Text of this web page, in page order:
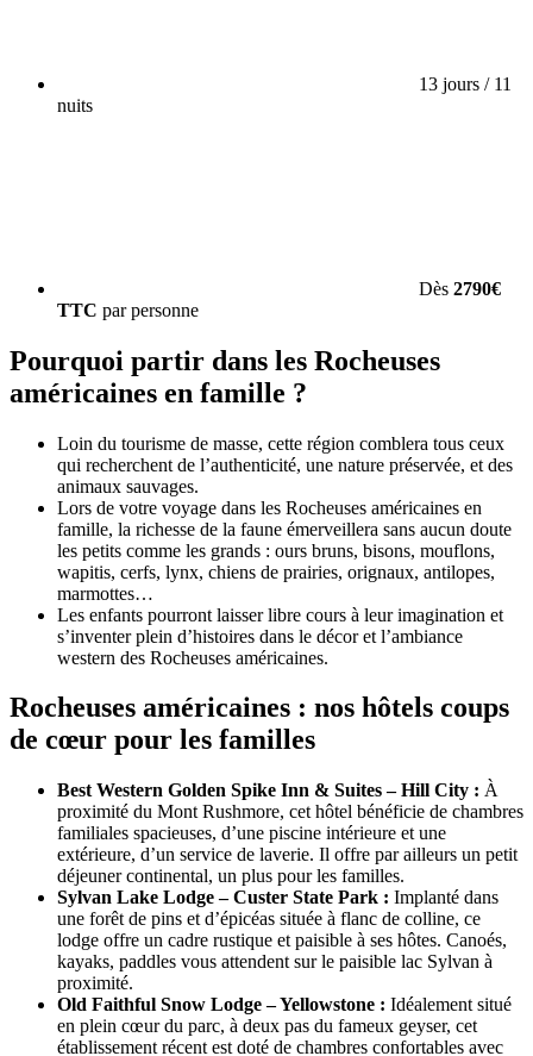
13 jours / 11
nuits
Dès 2790€
TTC par personne
Pourquoi partir dans les Rocheuses
américaines en famille ?
Loin du tourisme de masse, cette région comblera tous ceux
qui recherchent de l’authenticité, une nature préservée, et des
animaux sauvages.
Lors de votre voyage dans les Rocheuses américaines en
famille, la richesse de la faune émerveillera sans aucun doute
les petits comme les grands : ours bruns, bisons, mouflons,
wapitis, cerfs, lynx, chiens de prairies, orignaux, antilopes,
marmottes…
Les enfants pourront laisser libre cours à leur imagination et
s’inventer plein d’histoires dans le décor et l’ambiance
western des Rocheuses américaines.
Rocheuses américaines : nos hôtels coups
de cœur pour les familles
Best Western Golden Spike Inn & Suites – Hill City : À
proximité du Mont Rushmore, cet hôtel bénéficie de chambres
familiales spacieuses, d’une piscine intérieure et une
extérieure, d’un service de laverie. Il offre par ailleurs un petit
déjeuner continental, un plus pour les familles.
Sylvan Lake Lodge – Custer State Park : Implanté dans
une forêt de pins et d’épicéas située à flanc de colline, ce
lodge offre un cadre rustique et paisible à ses hôtes. Canoés,
kayaks, paddles vous attendent sur le paisible lac Sylvan à
proximité.
Old Faithful Snow Lodge – Yellowstone : Idéalement situé
en plein cœur du parc, à deux pas du fameux geyser, cet
établissement récent est doté de chambres confortables avec